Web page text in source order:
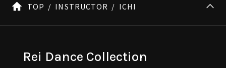
TOP INSTRUCTOR ICHI
Rei Dance Collection